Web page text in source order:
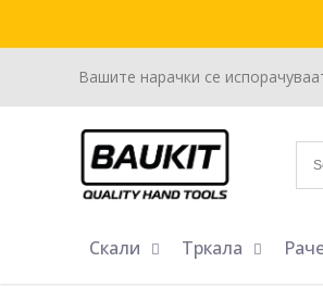
Вашите нарачки се
Скали Тркала